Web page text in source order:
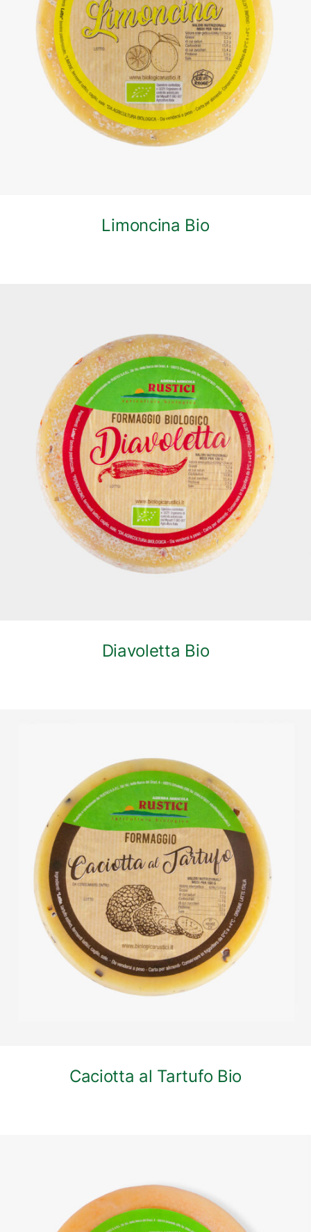
DETTAGLI
Limoncina Bio
DETTAGLI
Diavoletta Bio
Caciotta al Tartufo Bio